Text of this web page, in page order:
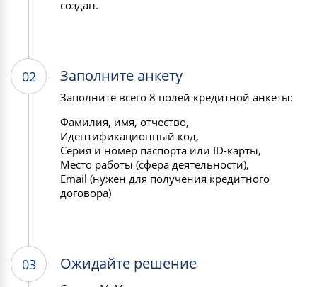
создан.
Заполните анкету
Заполните всего 8 полей кредитной анкеты:
Фамилия, имя, отчество,
Идентификационный код,
Серия и номер паспорта или ID-карты,
Место работы (сфера деятельности),
Email (нужен для получения кредитного
договора)
02
Ожидайте решение
03